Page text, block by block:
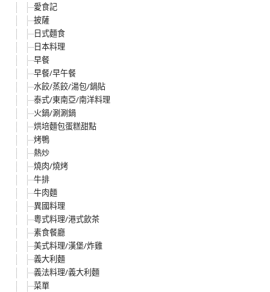
愛食記
披薩
日式麵食
日本料理
早餐
早餐/早午餐
水餃/蒸餃/湯包/鍋貼
泰式/東南亞/南洋料理
火鍋/涮涮鍋
烘培麵包蛋糕甜點
烤鴨
熱炒
燒肉/燒烤
牛排
牛肉麵
異國料理
粵式料理/港式飲茶
素食餐廳
美式料理/漢堡/炸雞
義大利麵
義法料理/義大利麵
菜單